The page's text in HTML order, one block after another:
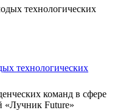
технологических